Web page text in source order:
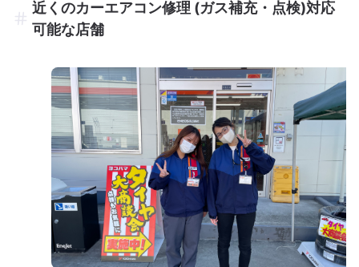
近くのカーエアコン修理 (ガス補充・点検)対応
可能な店舗